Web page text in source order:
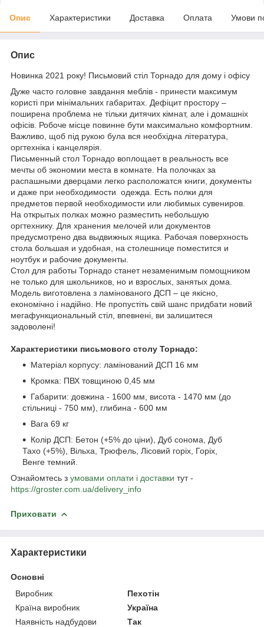
Опис Характеристики Доставка Оплата Умови
Опис
Новинка 2021 року! Письмовий стіл Торнадо для дому і офісу
Дуже часто головне завдання меблів - принести максимум
користі при мінімальних габаритах. Дефіцит простору –
поширена проблема не тільки дитячих кімнат, але і домашніх
офісів. Робоче місце повинне бути максимально комфортним.
Важливо, щоб під рукою була вся необхідна література,
оргтехніка і канцелярія.
Письменный стол Торнадо воплощает в реальность все
мечты об экономии места в комнате. На полочках за
распашными дверцами легко расположатся книги, документы
и даже при необходимости одежда. Есть полки для
предметов первой необходимости или любимых сувениров.
На открытых полках можно разместить небольшую
оргтехнику. Для хранения мелочей или документов
предусмотрено два выдвижных ящика. Рабочая поверхность
стола большая и удобная, на столешнице поместится и
ноутбук и рабочие документы.
Стол для работы Торнадо станет незаменимым помощником
не только для школьников, но и взрослых, занятых дома.
Модель виготовлена з ламінованого ДСП – це якісно,
економічно і надійно. Не пропустіть свій шанс придбати новий
мегафункциональный стіл, впевнені, ви залишитеся
задоволені!
Характеристики письмового столу Торнадо:
Матеріал корпусу: ламінований ДСП 16 мм
Кромка: ПВХ товщиною 0,45 мм
Габарити: довжина - 1600 мм, висота - 1470 мм (до
стільниці - 750 мм), глибина - 600 мм
Вага 69 кг
Колір ДСП: Бетон (+5% до ціни), Дуб сонома, Дуб
Тахо (+5%), Вільха, Трюфель, Лісовий горіх, Горіх,
Венге темний.
Ознайомтесь з умовами оплати і доставки тут -
https://groster.com.ua/delivery_info
Приховати
Характеристики
Основні
Виробник
Пехотін
Країна виробник
Україна
Наявність надбудови
Так